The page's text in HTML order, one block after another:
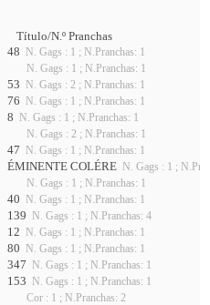
Título/N.º Pranchas
48 N. Gags : 1 ; N.Pranchas: 1
N. Gags : 1 ; N.Pranchas: 1
53 N. Gags : 2 ; N.Pranchas: 1
76 N. Gags : 1 ; N.Pranchas: 1
8 N. Gags : 1 ; N.Pranchas: 1
N. Gags : 2 ; N.Pranchas: 1
47 N. Gags : 1 ; N.Pranchas: 1
ÉMINENTE COLÉRE N. Gags : 1 ;
N. Gags : 1 ; N.Pranchas: 1
40 N. Gags : 1 ; N.Pranchas: 1
139 N. Gags : 1 ; N.Pranchas: 4
12 N. Gags : 1 ; N.Pranchas: 1
80 N. Gags : 1 ; N.Pranchas: 1
347 N. Gags : 1 ; N.Pranchas: 1
153 N. Gags : 1 ; N.Pranchas: 1
Cor : 1 ; N.Pranchas: 2